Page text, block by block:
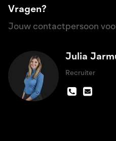
Vragen?
Jouw contactpersoon
Julia
Recruiter